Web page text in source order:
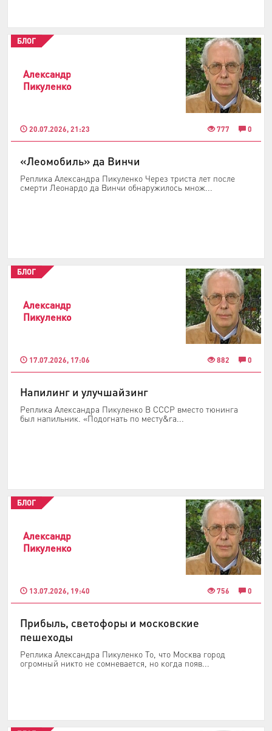
Александр
Пикуленко
20.07.2026, 21:23 777 0
БЛОГ
«Леомобиль» да Винчи
Реплика Александра Пикуленко Через триста лет после
смерти Леонардо да Винчи обнаружилось множ...
Александр
Пикуленко
17.07.2026, 17:06 882 0
БЛОГ
Напилинг и улучшайзинг
Реплика Александра Пикуленко В СССР вместо тюнинга
был напильник. «Подогнать по месту&ra...
Александр
Пикуленко
13.07.2026, 19:40 756 0
БЛОГ
Прибыль, светофоры и московские
пешеходы
Реплика Александра Пикуленко То, что Москва город
огромный никто не сомневается, но когда появ...